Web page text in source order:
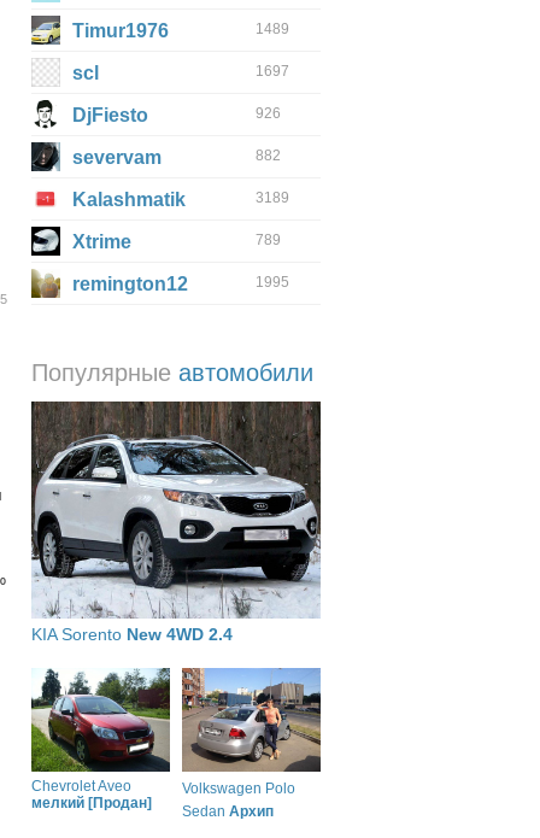
Timur1976 1489
scl 1697
DjFiesto 926
severvam 882
Kalashmatik 3189
Xtrime 789
remington12 1995
Популярные автомобили
KIA Sorento New 4WD 2.4
Chevrolet Aveo
мелкий [Продан]
Volkswagen Polo
Sedan Архип